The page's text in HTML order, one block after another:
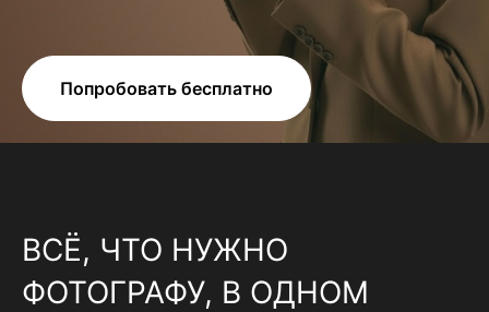
Попробовать бесплатно
ВСЁ, ЧТО НУЖНО
ФОТОГРАФУ, В ОДНОМ